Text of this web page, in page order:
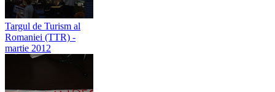
Targul de Turism al
Romaniei (TTR) -
martie 2012